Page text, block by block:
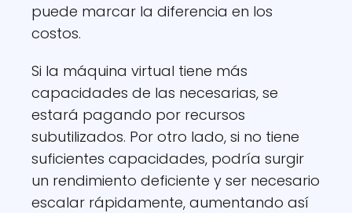
puede marcar la diferencia en los
costos.
Si la máquina virtual tiene más
capacidades de las necesarias, se
estará pagando por recursos
subutilizados. Por otro lado, si no tiene
suficientes capacidades, podría surgir
un rendimiento deficiente y ser necesario
escalar rápidamente, aumentando así